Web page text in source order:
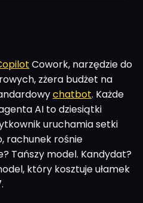
Cowork, narzędzie do
zżera budżet na
chatbot. Każde
AI to dziesiątki
uruchamia setki
rachunek rośnie
Tańszy model. Kandydat?
który kosztuje ułamek